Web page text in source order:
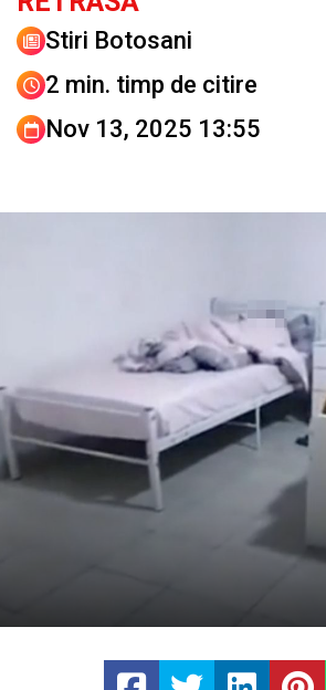
Stiri Botosani
2 min. timp de citire
Nov 13, 2025 13:55